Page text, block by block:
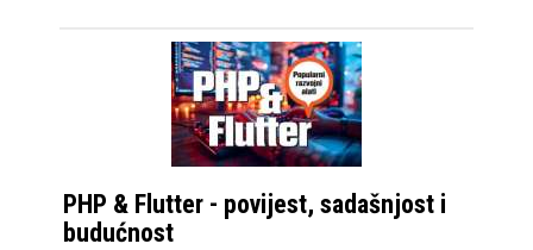
PHP & Flutter - povijest, sadašnjost i
budućnost